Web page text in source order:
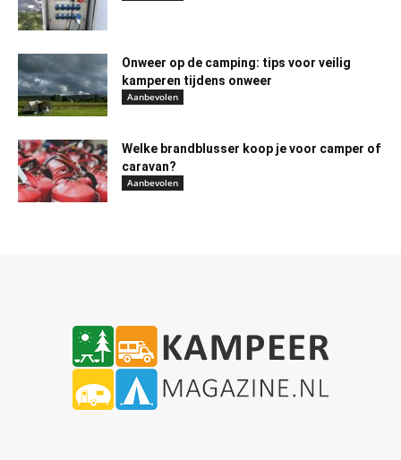
Onweer op de camping: tips voor veilig
kamperen tijdens onweer
Aanbevolen
Welke brandblusser koop je voor camper of
caravan?
Aanbevolen